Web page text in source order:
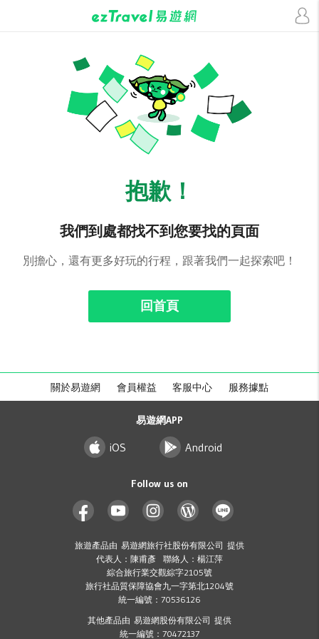
抱歉！
我們到處都找不到您要找的頁面
別擔心，還有更多好玩的行程，跟著我們一起探索吧！
回首頁
關於易遊網 會員權益 客服中心 服務據點
易遊網APP
iOS Android
Follow us on
旅遊產品由 易遊網旅行社股份有限公司 提供
代表人：陳甫彥 聯絡人：楊江萍
綜合旅行業交觀綜字2105號
旅行社品質保障協會九一字第北1204號
統一編號：70536126
其他產品由 易遊網股份有限公司 提供
統一編號：70472137